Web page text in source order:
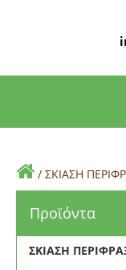
/ ΣΚΙΑΣΗ
Προϊόντα
ΣΚΙΑΣΗ